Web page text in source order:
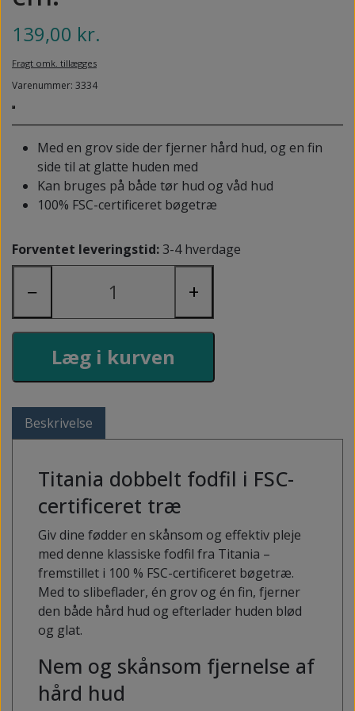
URO I BENENE/RESTLESS LEGS
VABLER
SKINCAIR
139,00 kr.
Fragt omk. tillægges
Varenummer: 3334
Med en grov side der fjerner hård hud, og en fin
side til at glatte huden med
Kan bruges på både tør hud og våd hud
100% FSC-certificeret bøgetræ
Forventet leveringstid:3-4 hverdage
− +
Læg i kurven
Beskrivelse
Titania dobbelt fodfil i FSC-
certificeret træ
Giv dine fødder en skånsom og effektiv pleje
med denne klassiske fodfil fra Titania –
fremstillet i 100 % FSC-certificeret bøgetræ.
Med to slibeflader, én grov og én fin, fjerner
den både hård hud og efterlader huden blød
og glat.
Nem og skånsom fjernelse af
hård hud